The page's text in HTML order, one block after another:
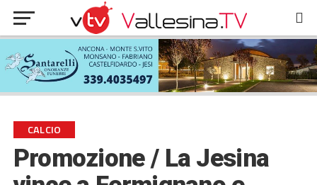
CALCIO
Promozione / La Jesina